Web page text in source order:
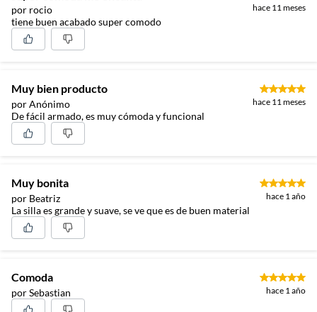
por rocio hace 11 meses
tiene buen acabado super comodo
Muy bien producto
por Anónimo hace 11 meses
De fácil armado, es muy cómoda y funcional
Muy bonita
por Beatriz hace 1 año
La silla es grande y suave, se ve que es de buen material
Comoda
por Sebastian hace 1 año